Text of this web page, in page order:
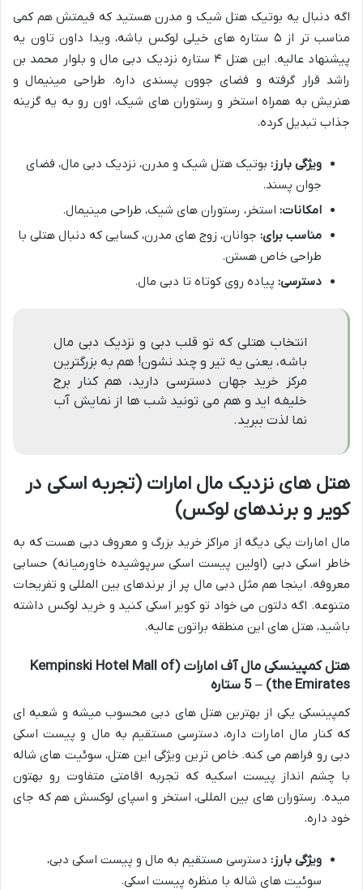
اگه دنبال یه بوتیک هتل شیک و مدرن هستید که قیمتش هم کمی
مناسب تر از ۵ ستاره های خیلی لوکس باشه، ویدا داون تاون یه
پیشنهاد عالیه. این هتل ۴ ستاره نزدیک دبی مال و بلوار محمد بن
راشد قرار گرفته و فضای جوون پسندی داره. طراحی مینیمال و
هنریش به همراه استخر و رستوران های شیک، اون رو به یه گزینه
جذاب تبدیل کرده.
ویژگی بارز: بوتیک هتل شیک و مدرن، نزدیک دبی مال، فضای
جوان پسند.
امکانات: استخر، رستوران های شیک، طراحی مینیمال.
مناسب برای: جوانان، زوج های مدرن، کسایی که دنبال هتلی با
طراحی خاص هستن.
دسترسی: پیاده روی کوتاه تا دبی مال.
انتخاب هتلی که تو قلب دبی و نزدیک دبی مال
باشه، یعنی یه تیر و چند نشون! هم به بزرگترین
مرکز خرید جهان دسترسی دارید، هم کنار برج
خلیفه اید و هم می تونید شب ها از نمایش آب
نما لذت ببرید.
هتل های نزدیک مال امارات (تجربه اسکی در
کویر و برندهای لوکس)
مال امارات یکی دیگه از مراکز خرید بزرگ و معروف دبی هست که به
خاطر اسکی دبی (اولین پیست اسکی سرپوشیده خاورمیانه) حسابی
معروفه. اینجا هم مثل دبی مال پر از برندهای بین المللی و تفریحات
متنوعه. اگه دلتون می خواد تو کویر اسکی کنید و خرید لوکس داشته
باشید، هتل های این منطقه براتون عالیه.
هتل کمپینسکی مال آف امارات (Kempinski Hotel Mall of
the Emirates) – 5 ستاره
کمپینسکی یکی از بهترین هتل های دبی محسوب میشه و شعبه ای
که کنار مال امارات داره، دسترسی مستقیم به مال و پیست اسکی
دبی رو فراهم می کنه. خاص ترین ویژگی این هتل، سوئیت های شاله
با چشم انداز پیست اسکیه که تجربه اقامتی متفاوت رو بهتون
میده. رستوران های بین المللی، استخر و اسپای لوکسش هم که جای
خود داره.
ویژگی بارز: دسترسی مستقیم به مال و پیست اسکی دبی،
سوئیت های شاله با منظره پیست اسکی.